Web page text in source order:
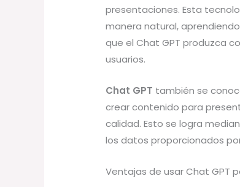
presentaciones. Esta
manera natural,
que el Chat GPT produzca
usuarios.
Chat GPT también se
crear contenido para
calidad. Esto se logra
los datos proporcionados
Ventajas de usar Chat GPT